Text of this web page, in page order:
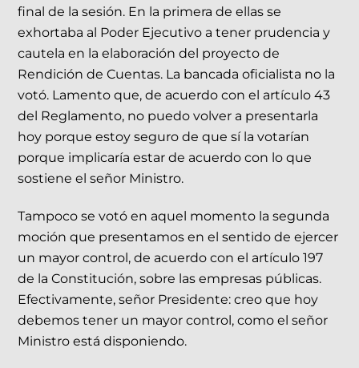
final de la sesión. En la primera de ellas se
exhortaba al Poder Ejecutivo a tener prudencia y
cautela en la elaboración del proyecto de
Rendición de Cuentas. La bancada oficialista no la
votó. Lamento que, de acuerdo con el artículo 43
del Reglamento, no puedo volver a presentarla
hoy porque estoy seguro de que sí la votarían
porque implicaría estar de acuerdo con lo que
sostiene el señor Ministro.
Tampoco se votó en aquel momento la segunda
moción que presentamos en el sentido de ejercer
un mayor control, de acuerdo con el artículo 197
de la Constitución, sobre las empresas públicas.
Efectivamente, señor Presidente: creo que hoy
debemos tener un mayor control, como el señor
Ministro está disponiendo.